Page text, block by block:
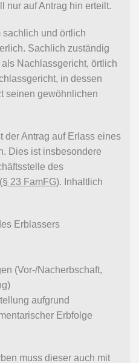
nur auf Antrag hin erteilt.
sachlich und örtlich
Sachlich zuständig
Nachlassgericht, örtlich
in dessen
seinen gewöhnlichen
der Antrag auf Erlass eines
Dies ist insbesondere
des
§ 23 FamFG). Inhaltlich
Erblassers
(Vor-/Nacherbschaft,
aufgrund
Erbfolge
muss dieser auch mit